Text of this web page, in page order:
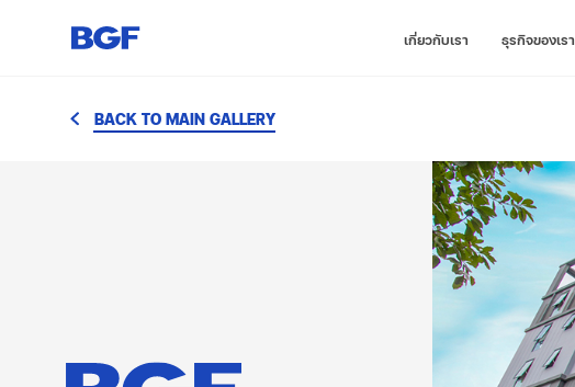
เกี่ยวกับเรา ธุรกิจของเรา
BACK TO MAIN GALLERY